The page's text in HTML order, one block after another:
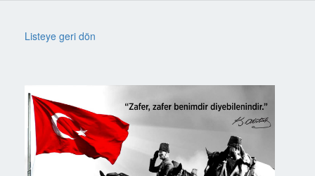
Listeye geri dön